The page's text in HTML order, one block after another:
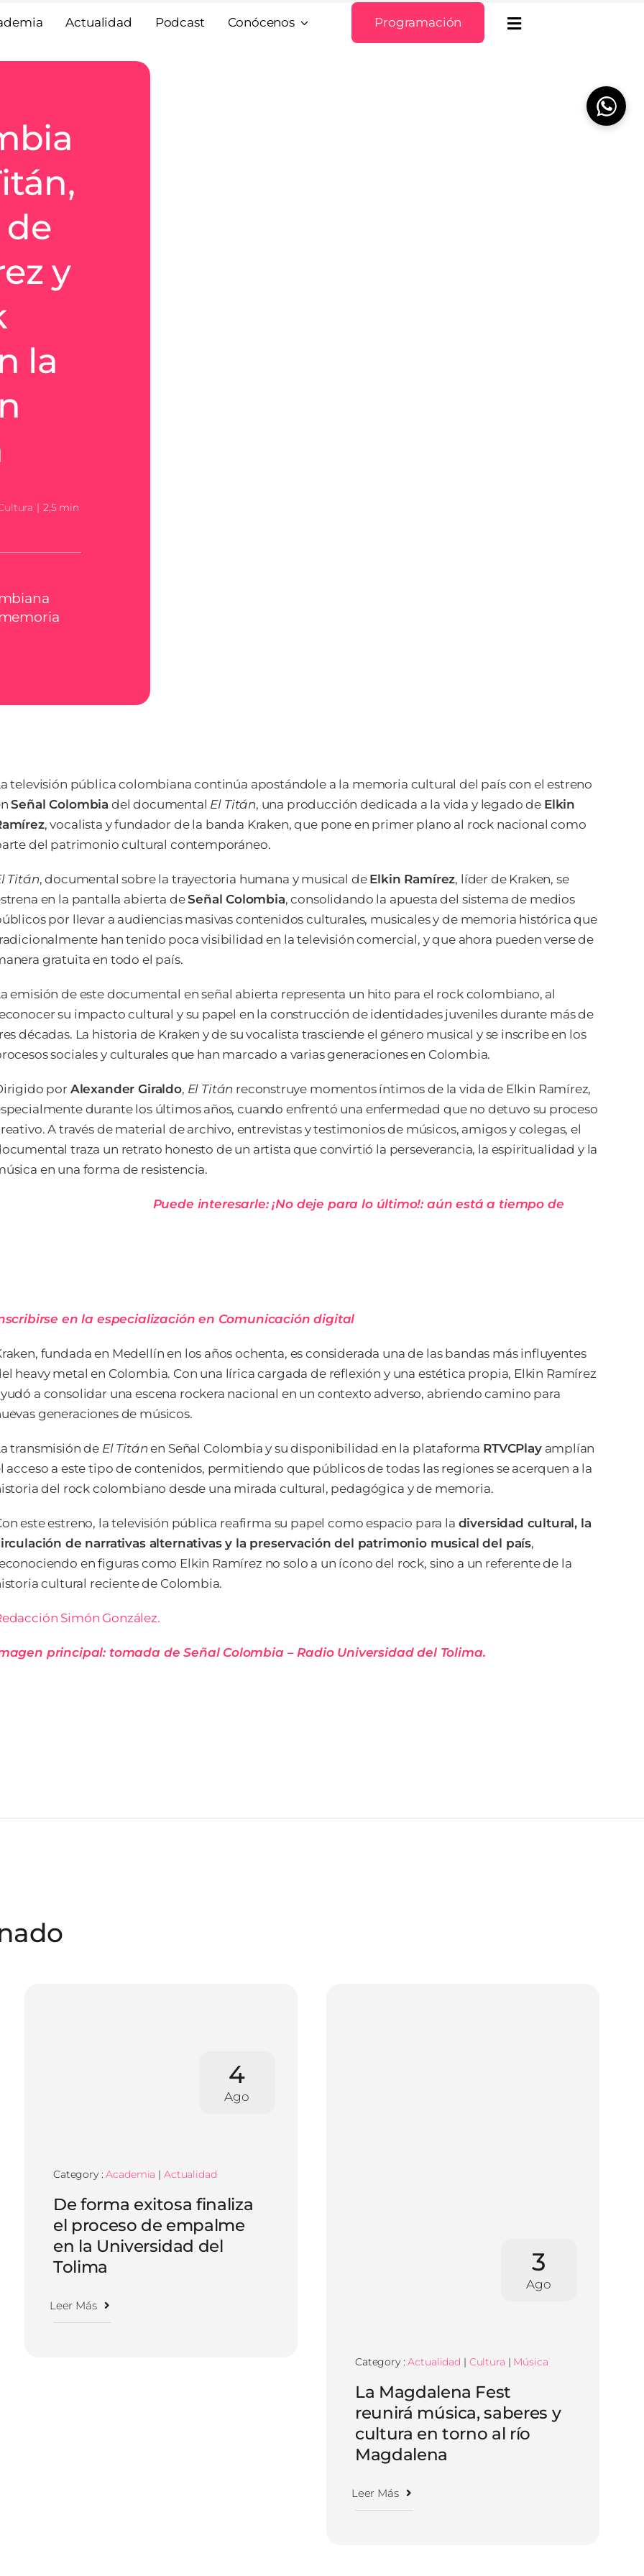
Actualidad Podcast Conócenos Programación
y
la
| 2,5 min
televisión pública colombiana continúa apostándole a la memoria cultural del país con el estreno
Señal Colombia del documental El Titán, una producción dedicada a la vida y legado de Elkin
, vocalista y fundador de la banda Kraken, que pone en primer plano al rock nacional como
del patrimonio cultural contemporáneo.
Titán, documental sobre la trayectoria humana y musical de Elkin Ramírez, líder de Kraken, se
en la pantalla abierta deSeñal Colombia, consolidando la apuesta del sistema de medios
por llevar a audiencias masivas contenidos culturales, musicales y de memoria histórica que
han tenido poca visibilidad en la televisión comercial, y que ahora pueden verse de
gratuita en todo el país.
emisión de este documental en señal abierta representa un hito para el rock colombiano, al
su impacto cultural y su papel en la construcción de identidades juveniles durante más de
décadas. La historia de Kraken y de su vocalista trasciende el género musical y se inscribe en los
sociales y culturales que han marcado a varias generaciones en Colombia.
porAlexander Giraldo, El Titán reconstruye momentos íntimos de la vida de Elkin Ramírez,
durante los últimos años, cuando enfrentó una enfermedad que no detuvo su proceso
A través de material de archivo, entrevistas y testimonios de músicos, amigos y colegas, el
traza un retrato honesto de un artista que convirtió la perseverancia, la espiritualidad y la
en una forma de resistencia.
Puede interesarle: ¡No deje para lo último!: aún está a tiempo de
en la especialización en Comunicación digital
fundada en Medellín en los años ochenta, es considerada una de las bandas más influyentes
heavy metal en Colombia. Con una lírica cargada de reflexión y una estética propia, Elkin Ramírez
a consolidar una escena rockera nacional en un contexto adverso, abriendo camino para
generaciones de músicos.
transmisión de El Titán en Señal Colombia y su disponibilidad en la plataforma RTVCPlayamplían
acceso a este tipo de contenidos, permitiendo que públicos de todas las regiones se acerquen a la
del rock colombiano desde una mirada cultural, pedagógica y de memoria.
este estreno, la televisión pública reafirma su papel como espacio para la diversidad cultural, la
de narrativas alternativas y la preservación del patrimonio musical del país,
en figuras como Elkin Ramírez no solo a un ícono del rock, sino a un referente de la
cultural reciente de Colombia.
Simón González.
principal: tomada de Señal Colombia – Radio Universidad del Tolima.
4
Ago
Category :Academia | Actualidad
De forma exitosa finaliza
el proceso de empalme
en la Universidad del
Tolima
Leer Más
3
Ago
Category :Actualidad | Cultura | Música
La Magdalena Fest
reunirá música, saberes y
cultura en torno al río
Magdalena
Leer Más